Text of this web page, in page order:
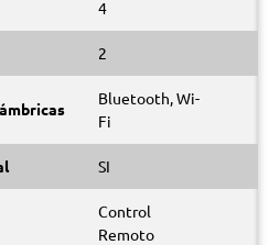
4
2
Bluetooth, Wi-
Fi
SI
Control
Remoto